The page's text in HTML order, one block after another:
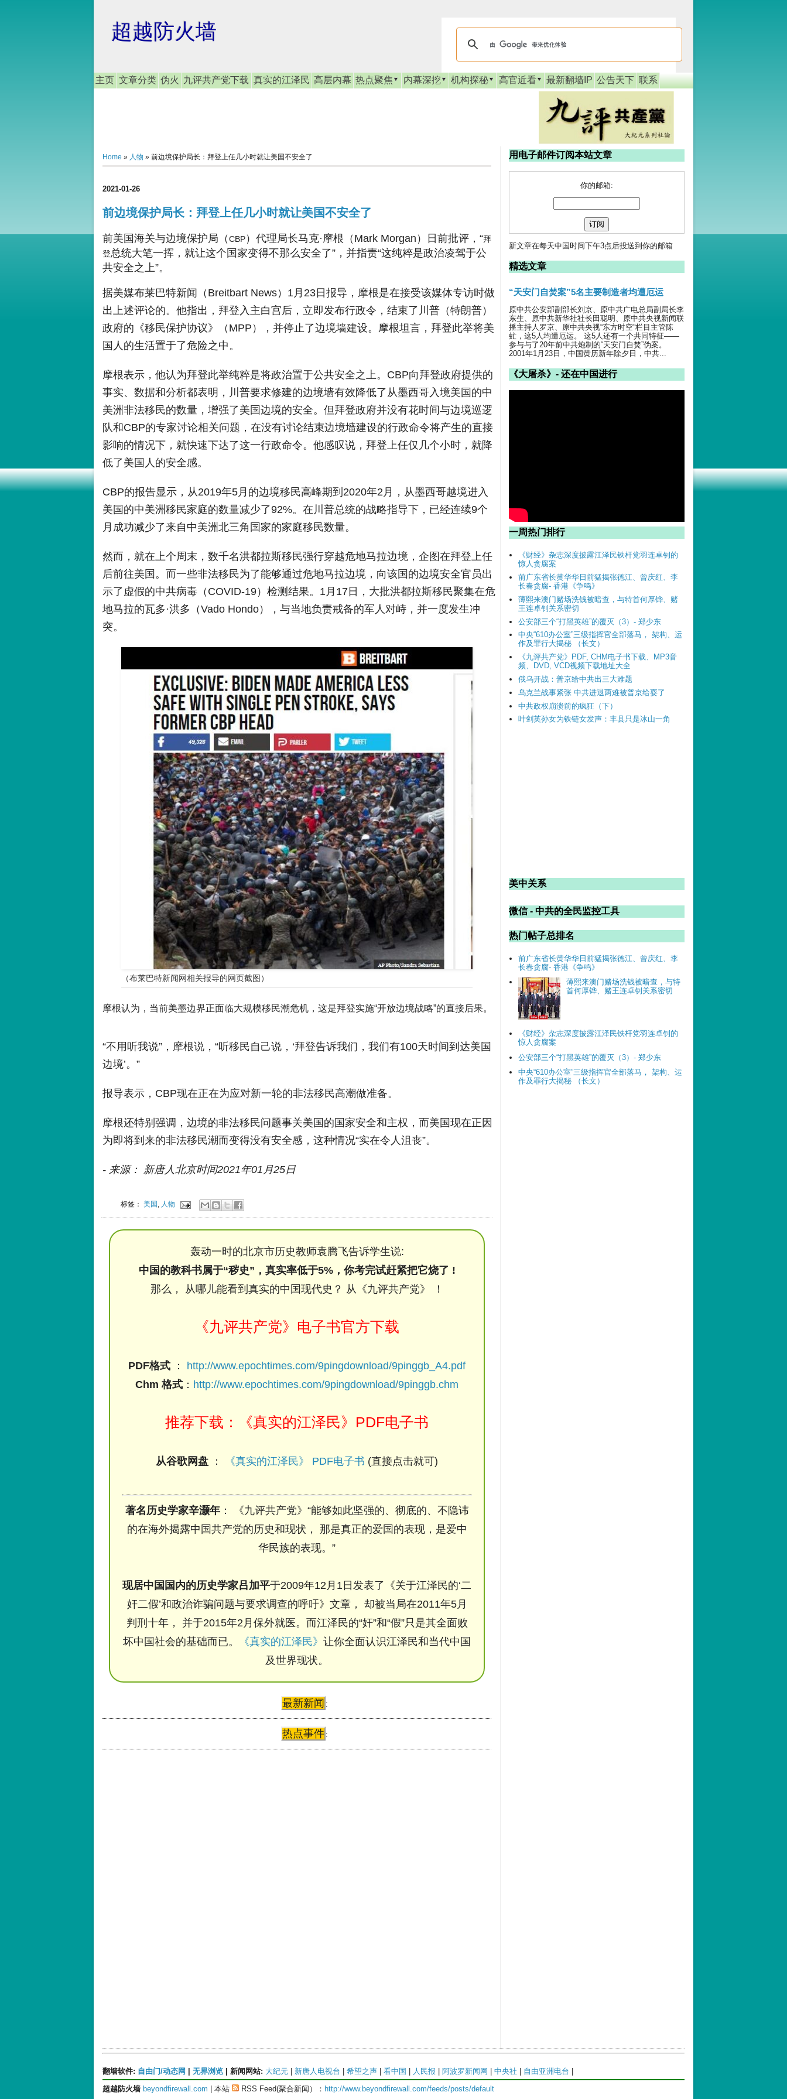
超越防火墙
主页 文章分类 伪火 九评共产党下载 真实的江泽民 高层内幕 热点聚焦 内幕深挖 机构探秘 高官近看 最新翻墙IP 公告天下 联系
Home » 人物 » 前边境保护局长：拜登上任几小时就让美国不安全了
2021-01-26
前边境保护局长：拜登上任几小时就让美国不安全了
前美国海关与边境保护局（CBP）代理局长马克·摩根（Mark Morgan）日前批评，“拜
登总统大笔一挥，就让这个国家变得不那么安全了”，并指责“这纯粹是政治凌驾于公
共安全之上”。
据美媒布莱巴特新闻（Breitbart News）1月23日报导，摩根是在接受该媒体专访时做
出上述评论的。他指出，拜登入主白宫后，立即发布行政令，结束了川普（特朗普）
政府的《移民保护协议》（MPP），并停止了边境墙建设。摩根坦言，拜登此举将美
国人的生活置于了危险之中。
摩根表示，他认为拜登此举纯粹是将政治置于公共安全之上。CBP向拜登政府提供的
事实、数据和分析都表明，川普要求修建的边境墙有效降低了从墨西哥入境美国的中
美洲非法移民的数量，增强了美国边境的安全。但拜登政府并没有花时间与边境巡逻
队和CBP的专家讨论相关问题，在没有讨论结束边境墙建设的行政命令将产生的直接
影响的情况下，就快速下达了这一行政命令。他感叹说，拜登上任仅几个小时，就降
低了美国人的安全感。
CBP的报告显示，从2019年5月的边境移民高峰期到2020年2月，从墨西哥越境进入
美国的中美洲移民家庭的数量减少了92%。在川普总统的战略指导下，已经连续9个
月成功减少了来自中美洲北三角国家的家庭移民数量。
然而，就在上个周末，数千名洪都拉斯移民强行穿越危地马拉边境，企图在拜登上任
后前往美国。而一些非法移民为了能够通过危地马拉边境，向该国的边境安全官员出
示了虚假的中共病毒（COVID-19）检测结果。1月17日，大批洪都拉斯移民聚集在危
地马拉的瓦多·洪多（Vado Hondo），与当地负责戒备的军人对峙，并一度发生冲
突。
（布莱巴特新闻网相关报导的网页截图）
摩根认为，当前美墨边界正面临大规模移民潮危机，这是拜登实施“开放边境战略”的直接后果。
“不用听我说”，摩根说，“听移民自己说，‘拜登告诉我们，我们有100天时间到达美国
边境’。”
报导表示，CBP现在正在为应对新一轮的非法移民高潮做准备。
摩根还特别强调，边境的非法移民问题事关美国的国家安全和主权，而美国现在正因
为即将到来的非法移民潮而变得没有安全感，这种情况“实在令人沮丧”。
- 来源： 新唐人北京时间2021年01月25日
标签：美国 人物
轰动一时的北京市历史教师袁腾飞告诉学生说:
中国的教科书属于“秽史”，真实率低于5%，你考完试赶紧把它烧了 !
那么， 从哪儿能看到真实的中国现代史？ 从《九评共产党》 ！
《九评共产党》电子书官方下载
PDF格式 ： http://www.epochtimes.com/9pingdownload/9pinggb_A4.pdf
Chm 格式 ： http://www.epochtimes.com/9pingdownload/9pinggb.chm
推荐下载：《真实的江泽民》PDF电子书
从谷歌网盘 ： 《真实的江泽民》 PDF电子书 (直接点击就可)
著名历史学家辛灏年： 《九评共产党》“能够如此坚强的、彻底的、不隐讳
的在海外揭露中国共产党的历史和现状， 那是真正的爱国的表现，是爱中
华民族的表现。”
现居中国国内的历史学家吕加平于2009年12月1日发表了《关于江泽民的‘二
奸二假’和政治诈骗问题与要求调查的呼吁》文章， 却被当局在2011年5月
判刑十年， 并于2015年2月保外就医。而江泽民的“奸”和“假”只是其全面败
坏中国社会的基础而已。
《真实的江泽民》 让你全面认识江泽民和当代中国
及世界现状。
最新新闻 :
热点事件 :
用电子邮件订阅本站文章
你的邮箱:
新文章在每天中国时间下午3点后投送到你的邮箱
精选文章
“天安门自焚案”5名主要制造者均遭厄运
原中共公安部副部长刘京、原中共广电总局副局长李
东生、原中共新华社社长田聪明、原中共央视新闻联
播主持人罗京、原中共央视“东方时空”栏目主管陈
虻，这5人均遭厄运。 这5人还有一个共同特征——
参与与了20年前中共炮制的“天安门自焚”伪案。
2001年1月23日，中国黄历新年除夕日，中共...
《大屠杀》- 还在中国进行
一周热门排行
《财经》杂志深度披露江泽民铁杆党羽连卓钊的
惊人贪腐案
前广东省长黄华华日前猛揭张德江、曾庆红、李
长春贪腐- 香港《争鸣》
薄熙来澳门赌场洗钱被暗查，与特首何厚铧、赌
王连卓钊关系密切
公安部三个“打黑英雄”的覆灭（3）- 郑少东
中央“610办公室”三级指挥官全部落马， 架构、运
作及罪行大揭秘 （长文）
《九评共产党》PDF, CHM电子书下载、MP3音
频、DVD, VCD视频下载地址大全
俄乌开战：普京给中共出三大难题
乌克兰战事紧张 中共进退两难被普京给耍了
中共政权崩溃前的疯狂（下）
叶剑英孙女为铁链女发声：丰县只是冰山一角
美中关系
微信 - 中共的全民监控工具
热门帖子总排名
前广东省长黄华华日前猛揭张德江、曾庆红、李
长春贪腐- 香港《争鸣》
薄熙来澳门赌场洗钱被暗查，与特
首何厚铧、赌王连卓钊关系密切
《财经》杂志深度披露江泽民铁杆党羽连卓钊的
惊人贪腐案
公安部三个“打黑英雄”的覆灭（3）- 郑少东
中央“610办公室”三级指挥官全部落马， 架构、运
作及罪行大揭秘 （长文）
翻墙软件: 自由门/动态网 无界浏览 新闻网站: 大纪元 新唐人电视台 希望之声 看中国 人民报 阿波罗新闻网 中央社 自由亚洲电台
超越防火墙 beyondfirewall.com | 本站 RSS Feed(聚合新闻）： http://www.beyondfirewall.com/feeds/posts/default